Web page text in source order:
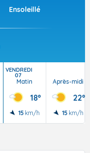
Ensoleillé
VENDREDI
07
Matin
18°
15 km/h
Après-midi
22°
15 km/h